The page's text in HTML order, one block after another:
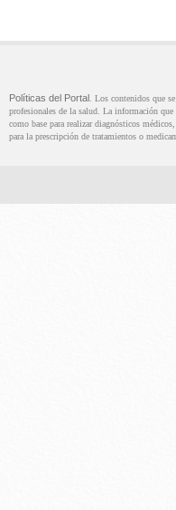
Políticas del Portal . Los contenidos que
profesionales de la salud. La información
como base para realizar diagnósticos
para la prescripción de tratamientos o